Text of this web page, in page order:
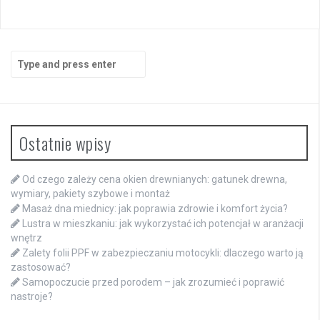
for:
Ostatnie wpisy
Od czego zależy cena okien drewnianych: gatunek drewna,
wymiary, pakiety szybowe i montaż
Masaż dna miednicy: jak poprawia zdrowie i komfort życia?
Lustra w mieszkaniu: jak wykorzystać ich potencjał w aranżacji
wnętrz
Zalety folii PPF w zabezpieczaniu motocykli: dlaczego warto ją
zastosować?
Samopoczucie przed porodem – jak zrozumieć i poprawić
nastroje?